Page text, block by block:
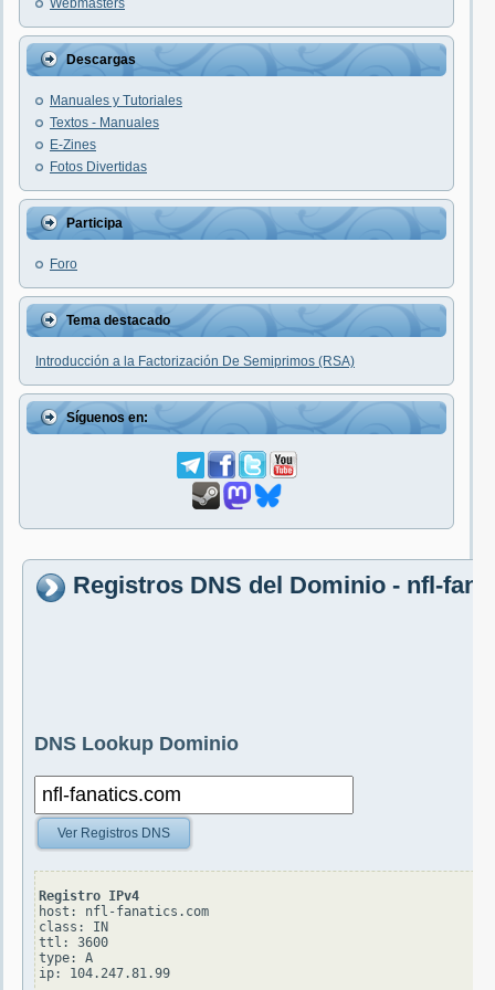
Webmasters
Descargas
Manuales y Tutoriales
Textos - Manuales
E-Zines
Fotos Divertidas
Participa
Foro
Tema destacado
Introducción a la Factorización De Semiprimos (RSA)
Síguenos en:
Registros DNS del Dominio - nfl-
DNS Lookup Dominio
Ver Registros DNS
Registro IPv4
host: nfl-fanatics.com
class: IN
ttl: 3600
type: A